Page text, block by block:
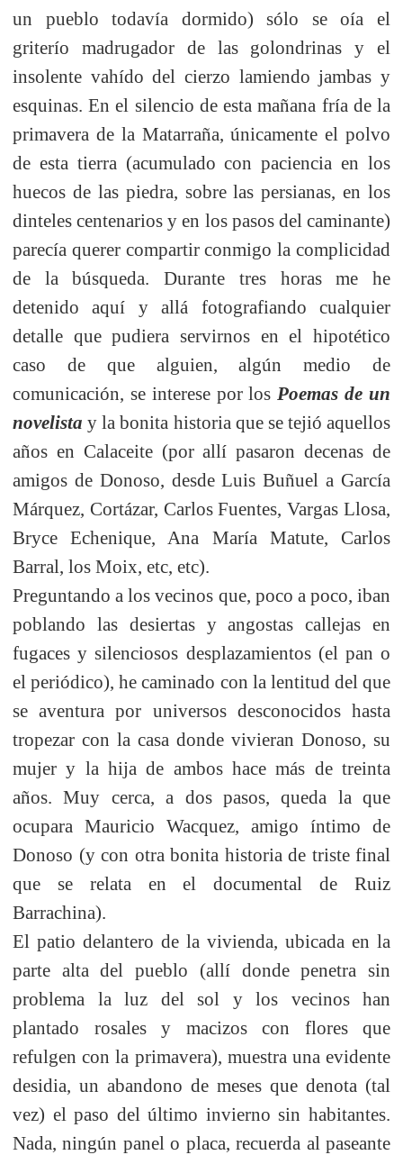
un pueblo todavía dormido) sólo se oía el
griterío madrugador de las golondrinas y el
insolente vahído del cierzo lamiendo jambas y
esquinas. En el silencio de esta mañana fría de la
primavera de la Matarraña, únicamente el polvo
de esta tierra (acumulado con paciencia en los
huecos de las piedra, sobre las persianas, en los
dinteles centenarios y en los pasos del caminante)
parecía querer compartir conmigo la complicidad
de la búsqueda. Durante tres horas me he
detenido aquí y allá fotografiando cualquier
detalle que pudiera servirnos en el hipotético
caso de que alguien, algún medio de
comunicación, se interese por los Poemas de un
novelistay la bonita historia que se tejió aquellos
años en Calaceite (por allí pasaron decenas de
amigos de Donoso, desde Luis Buñuel a García
Márquez, Cortázar, Carlos Fuentes, Vargas Llosa,
Bryce Echenique, Ana María Matute, Carlos
Barral, los Moix, etc, etc).
Preguntando a los vecinos que, poco a poco, iban
poblando las desiertas y angostas callejas en
fugaces y silenciosos desplazamientos (el pan o
el periódico), he caminado con la lentitud del que
se aventura por universos desconocidos hasta
tropezar con la casa donde vivieran Donoso, su
mujer y la hija de ambos hace más de treinta
años. Muy cerca, a dos pasos, queda la que
ocupara Mauricio Wacquez, amigo íntimo de
Donoso (y con otra bonita historia de triste final
que se relata en el documental de Ruiz
Barrachina).
El patio delantero de la vivienda, ubicada en la
parte alta del pueblo (allí donde penetra sin
problema la luz del sol y los vecinos han
plantado rosales y macizos con flores que
refulgen con la primavera), muestra una evidente
desidia, un abandono de meses que denota (tal
vez) el paso del último invierno sin habitantes.
Nada, ningún panel o placa, recuerda al paseante